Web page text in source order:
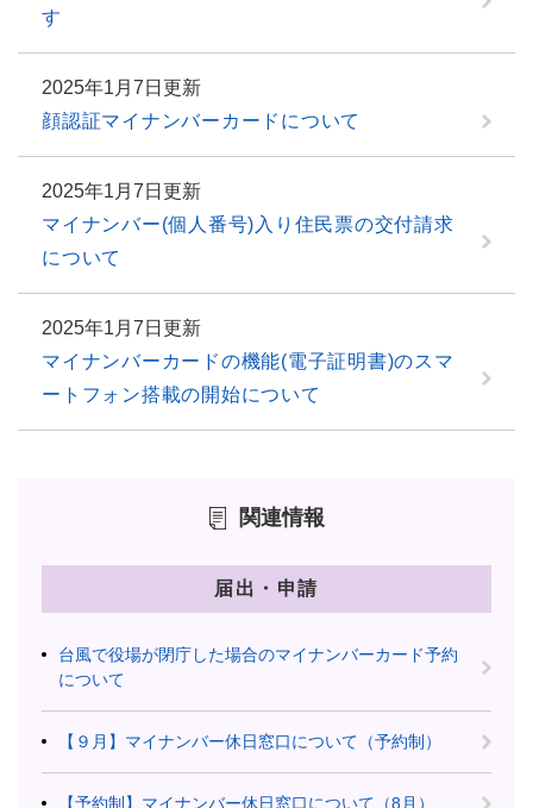
す
2025年1月7日更新
顔認証マイナンバーカードについて
2025年1月7日更新
マイナンバー(個人番号)入り住民票の交付請求
について
2025年1月7日更新
マイナンバーカードの機能(電子証明書)のスマ
ートフォン搭載の開始について
関連情報
届出・申請
台風で役場が閉庁した場合のマイナンバーカード予約
について
【９月】マイナンバー休日窓口について（予約制）
【予約制】マイナンバー休日窓口について（8月）